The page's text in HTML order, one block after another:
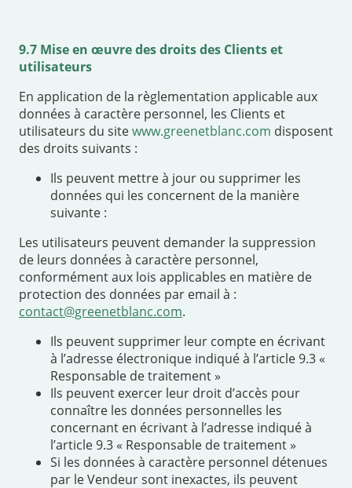
9.7 Mise en œuvre des droits des Clients et
utilisateurs
En application de la règlementation applicable aux
données à caractère personnel, les Clients et
utilisateurs du sitewww.greenetblanc.com disposent
des droits suivants :
Ils peuvent mettre à jour ou supprimer les
données qui les concernent de la manière
suivante :
Les utilisateurs peuvent demander la suppression
de leurs données à caractère personnel,
conformément aux lois applicables en matière de
protection des données par email à :
contact@greenetblanc.com.
Ils peuvent supprimer leur compte en écrivant
à l’adresse électronique indiqué à l’article 9.3 «
Responsable de traitement »
Ils peuvent exercer leur droit d’accès pour
connaître les données personnelles les
concernant en écrivant à l’adresse indiqué à
l’article 9.3 « Responsable de traitement »
Si les données à caractère personnel détenues
par le Vendeur sont inexactes, ils peuvent